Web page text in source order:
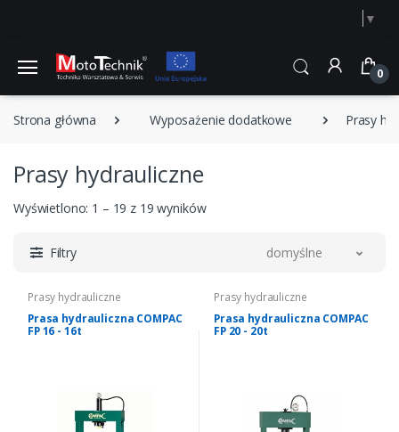
▼
0
Strona główna Wyposażenie dodatkowe Prasy
Prasy hydrauliczne
Wyświetlono: 1 – 19 z 19 wyników
Filtry domyślne
Prasy hydrauliczne
Prasa hydrauliczna COMPAC
FP 16 - 16t
Prasy hydrauliczne
Prasa hydrauliczna COMPAC
FP 20 - 20t